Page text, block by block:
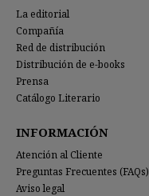
La editorial
Compañía
Red de distribución
Distribución de e-books
Prensa
Catálogo Literario
INFORMACIÓN
Atención al Cliente
Preguntas Frecuentes (FAQs)
Aviso legal